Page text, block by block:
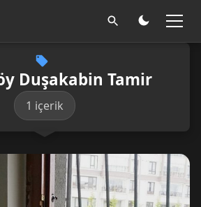
Duşakabin Tamir
1 içerik